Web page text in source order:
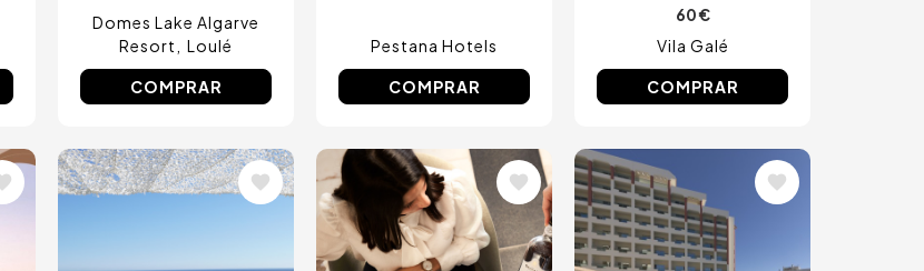
Domes Lake Algarve
Resort
Loulé
COMPRAR
Pestana Hotels
COMPRAR
60 €
Vila Galé
COMPRAR
Image Image Image